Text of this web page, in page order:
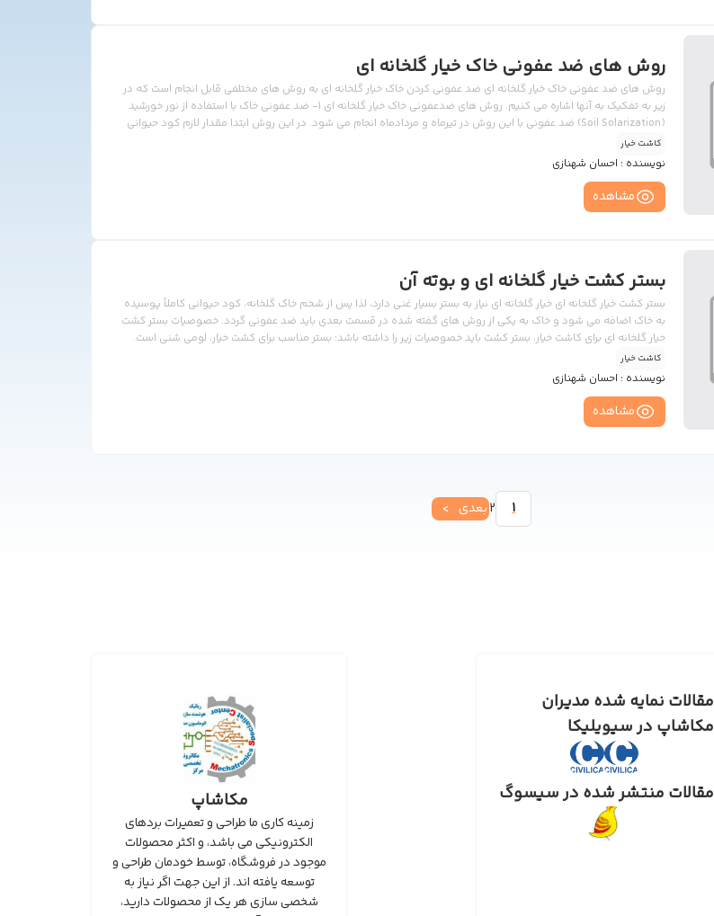
روش های ضد عفونی خاک خیار گلخانه ای
روش های ضد عفونی خاک خیار گلخانه ای ضد عفونی کردن خاک خیار گلخانه ای به روش های مختلفی قابل انجام است که در
زیر به تفکیک به آنها اشاره می کنیم. روش های ضدعفونی خاک خیار گلخانه ای 1- ضد عفونی خاک با استفاده از نور خورشید
(Soil Solarization) ضد عفونی با این روش در تیرماه و مردادماه انجام می شود. در این روش ابتدا مقدار لازم کود حیوانی
پوسیده را بر روی خاک پخش می کنیم و سپس خاک را شخم می زنیم و سطح خاک را تسطیح می کنیم و اقدام به آبیاری
غرقابی می نمائیم و […]
کاشت خیار
نویسنده : احسان شهنازی
مشاهده
بستر کشت خیار گلخانه ای و بوته آن
بستر کشت خیار گلخانه ای خیار گلخانه ای نیاز به بستر بسیار غنی دارد، لذا پس از شخم خاک گلخانه، کود حیوانی کاملاً پوسیده
به خاک اضافه می شود و خاک به یکی از روش های گفته شده در قسمت بعدی باید ضد عفونی گردد. خصوصیات بستر کشت
خیار گلخانه ای برای کاشت خیار، بستر کشت باید خصوصیات زیر را داشته باشد: بستر مناسب برای کشت خیار، لومی شنی است.
مناسب باشد. بستر کشت خیار […]
کاشت خیار
نویسنده : احسان شهنازی
مشاهده
صفحه‌بندی
1
2بعدی
مقالات نمایه شده مدیران
مکاشاپ در سیویلیکا
مقالات منتشر شده در سیسوگ مکاشاپ
زمینه کاری ما طراحی و تعمیرات بردهای
الکترونیکی می باشد، و اکثر محصولات
موجود در فروشگاه، توسط خودمان طراحی و
توسعه یافته اند. از این جهت اگر نیاز به
شخصی سازی هر یک از محصولات دارید،